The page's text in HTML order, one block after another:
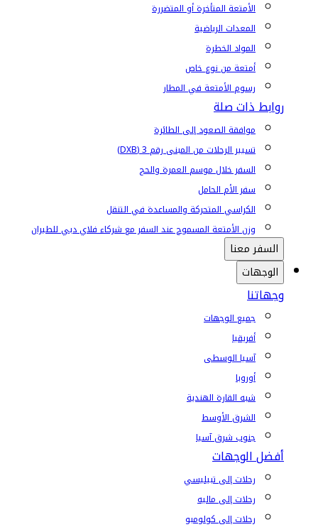
الأمتعة المتأخرة أو المتضررة
المعدات الرياضية
المواد الخطرة
أمتعة من نوع خاص
رسوم الأمتعة في المطار
روابط ذات صلة
موافقة الصعود إلى الطائرة
تسيير الرحلات من المبنى رقم 3 (DXB)
السفر خلال موسم العمرة والحج
سفر الأم الحامل
الكراسي المتحركة والمساعدة في التنقل
وزن الأمتعة المسموح عند السفر مع شركاء فلاي دبي للطيران
السفر معنا
الوجهات
وجهاتنا
جميع الوجهات
أفريقيا
آسيا الوسطى
أوروبا
شبه القارة الهندية
الشرق الأوسط
جنوب شرق آسيا
أفضل الوجهات
رحلات إلى تبيليسي
رحلات إلى ماليه
رحلات إلى كولومبو